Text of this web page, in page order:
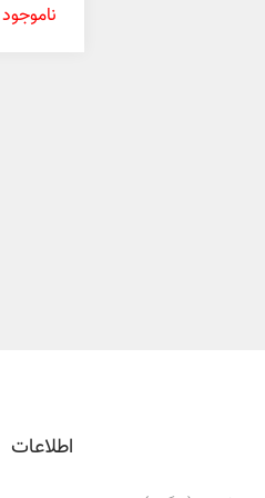
پروفشنال 150
ناموجود
اطلاعات